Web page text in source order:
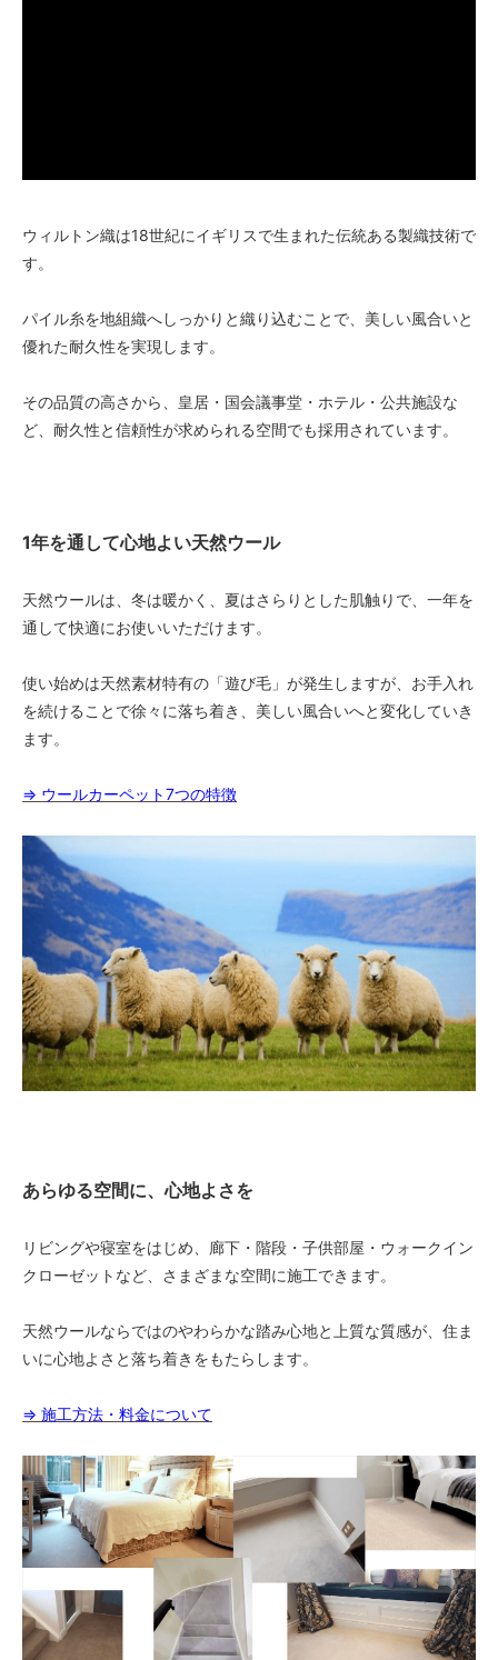
ウィルトン織は18世紀にイギリスで生まれた伝統ある製織技術で
す。
パイル糸を地組織へしっかりと織り込むことで、美しい風合いと
優れた耐久性を実現します。
その品質の高さから、皇居・国会議事堂・ホテル・公共施設な
ど、耐久性と信頼性が求められる空間でも採用されています。
1年を通して心地よい天然ウール
天然ウールは、冬は暖かく、夏はさらりとした肌触りで、一年を
通して快適にお使いいただけます。
使い始めは天然素材特有の「遊び毛」が発生しますが、お手入れ
を続けることで徐々に落ち着き、美しい風合いへと変化していき
ます。
⇒ ウールカーペット7つの特徴
あらゆる空間に、心地よさを
リビングや寝室をはじめ、廊下・階段・子供部屋・ウォークイン
クローゼットなど、さまざまな空間に施工できます。
天然ウールならではのやわらかな踏み心地と上質な質感が、住ま
いに心地よさと落ち着きをもたらします。
⇒ 施工方法・料金について